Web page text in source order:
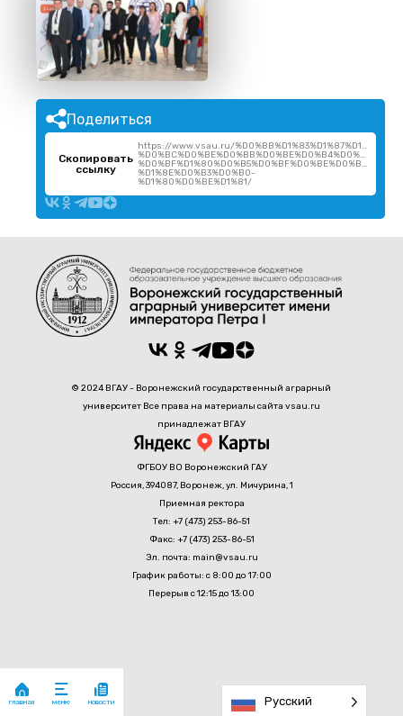
главная меню новости
Поделиться
Скопировать
ссылку
https://www.vsau.ru/
%D1%8E%D0%B3%D0%B0-
%D1%80%D0%BE%D1%81/
© 2024 ВГАУ - Воронежский государственный аграрный
университет Все права на материалы сайта vsau.ru
принадлежат ВГАУ
ФГБОУ ВО Воронежский ГАУ
Россия, 394087, Воронеж, ул. Мичурина, 1
Приемная ректора
Тел: +7 (473) 253-86-51
Факс: +7 (473) 253-86-51
Эл. почта: main@vsau.ru
График работы: с 8:00 до 17:00
Перерыв с 12:15 до 13:00
Русский